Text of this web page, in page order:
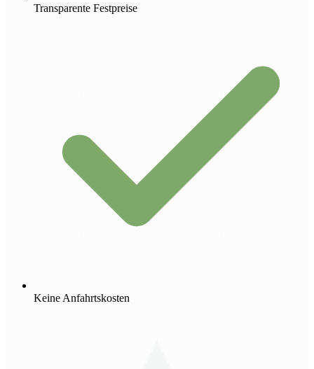
Transparente Festpreise
Keine Anfahrtskosten